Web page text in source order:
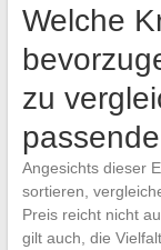
Welche
zu
Angesichts dieser
sortieren,
Preis reicht nicht
gilt auch, die